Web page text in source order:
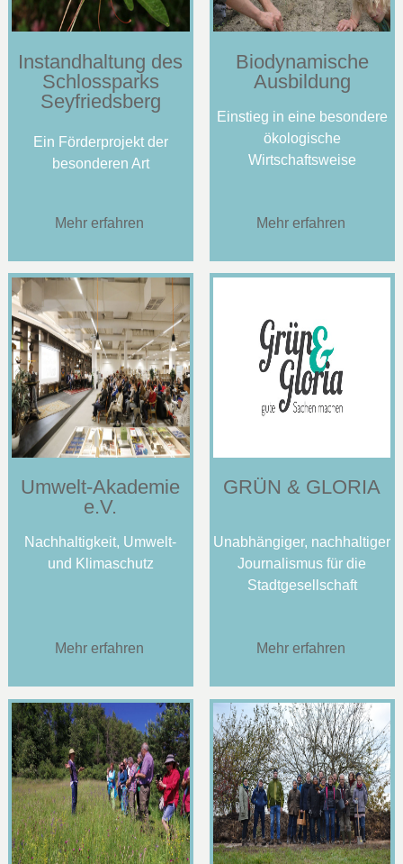
Instandhaltung des
Schlossparks
Seyfriedsberg
Ein Förderprojekt der
besonderen Art
Mehr erfahren
Biodynamische
Ausbildung
Einstieg in eine besondere
ökologische
Wirtschaftsweise
Mehr erfahren
Umwelt-Akademie
e.V.
Nachhaltigkeit, Umwelt-
und Klimaschutz
Mehr erfahren
GRÜN & GLORIA
Unabhängiger, nachhaltiger
Journalismus für die
Stadtgesellschaft
Mehr erfahren